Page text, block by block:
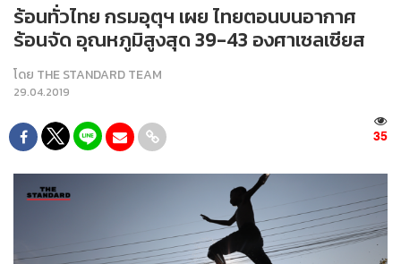
ร้อนทั่วไทย กรมอุตุฯ เผย ไทยตอนบนอากาศ
ร้อนจัด อุณหภูมิสูงสุด 39-43 องศาเซลเซียส
โดย THE STANDARD TEAM
29.04.2019
35